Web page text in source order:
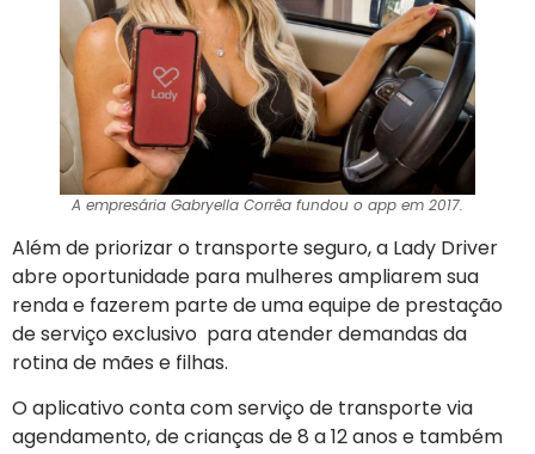
A empresária Gabryella Corrêa fundou o app em 2017.
Além de priorizar o transporte seguro, a Lady Driver
abre oportunidade para mulheres ampliarem sua
renda e fazerem parte de uma equipe de prestação
de serviço exclusivo para atender demandas da
rotina de mães e filhas.
O aplicativo conta com serviço de transporte via
agendamento, de crianças de 8 a 12 anos e também